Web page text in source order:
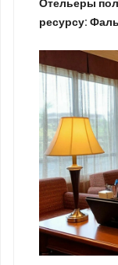
Отельеры
ресурсу: